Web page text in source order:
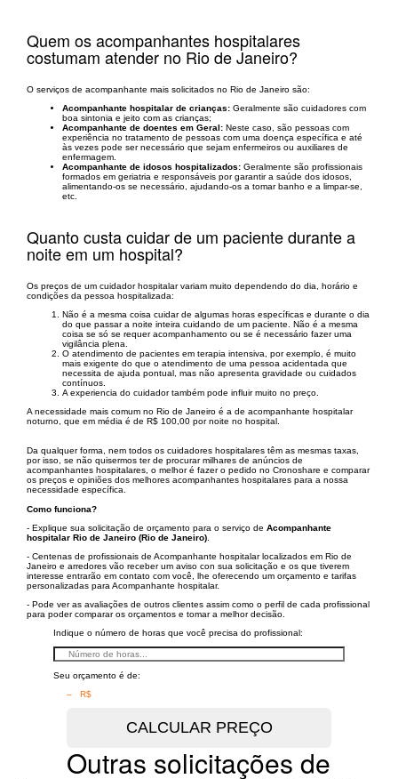
Quem os acompanhantes hospitalares
costumam atender no Rio de Janeiro?
O serviços de acompanhante mais solicitados no Rio de Janeiro são:
Acompanhante hospitalar de crianças: Geralmente são cuidadores com
boa sintonia e jeito com as crianças;
Acompanhante de doentes em Geral: Neste caso, são pessoas com
experiência no tratamento de pessoas com uma doença específica e até
às vezes pode ser necessário que sejam enfermeiros ou auxiliares de
enfermagem.
Acompanhante de idosos hospitalizados: Geralmente são profissionais
formados em geriatria e responsáveis ​​por garantir a saúde dos idosos,
alimentando-os se necessário, ajudando-os a tomar banho e a limpar-se,
etc.
Quanto custa cuidar de um paciente durante a
noite em um hospital?
Os preços de um cuidador hospitalar variam muito dependendo do dia, horário e
condições da pessoa hospitalizada:
Não é a mesma coisa cuidar de algumas horas específicas e durante o dia
do que passar a noite inteira cuidando de um paciente. Não é a mesma
coisa se só se requer acompanhamento ou se é necessário fazer uma
vigilância plena.
O atendimento de pacientes em terapia intensiva, por exemplo, é muito
mais exigente do que o atendimento de uma pessoa acidentada que
necessita de ajuda pontual, mas não apresenta gravidade ou cuidados
contínuos.
A experiencia do cuidador também pode influir muito no preço.
A necessidade mais comum no Rio de Janeiro é a de acompanhante hospitalar
noturno, que em média é de R$ 100,00 por noite no hospital.
Da qualquer forma, nem todos os cuidadores hospitalares têm as mesmas taxas,
por isso, se não quisermos ter de procurar milhares de anúncios de
acompanhantes hospitalares, o melhor é fazer o pedido no Cronoshare e comparar
os preços e opiniões dos melhores acompanhantes hospitalares para a nossa
necessidade específica.
Como funciona?
- Explique sua solicitação de orçamento para o serviço de Acompanhante
hospitalar Rio de Janeiro (Rio de Janeiro)
- Centenas de profissionais de Acompanhante hospitalar localizados em Rio de
Janeiro e arredores vão receber um aviso con sua solicitação e os que tiverem
interesse entrarão em contato com você, lhe oferecendo um orçamento e tarifas
personalizadas para Acompanhante hospitalar.
- Pode ver as avaliações de outros clientes assim como o perfil de cada profissional
para poder comparar os orçamentos e tomar a melhor decisão.
Indique o número de horas que você precisa do profissional:
Seu orçamento é de:
– R$
Outras solicitações de